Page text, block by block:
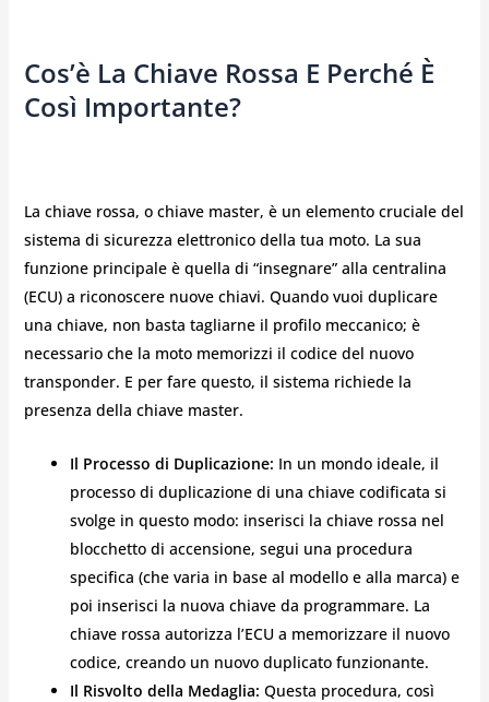
Cos’è La Chiave Rossa E Perché È
Così Importante?
La chiave rossa, o chiave master, è un elemento cruciale del
sistema di sicurezza elettronico della tua moto. La sua
funzione principale è quella di “insegnare” alla centralina
(ECU) a riconoscere nuove chiavi. Quando vuoi duplicare
una chiave, non basta tagliarne il profilo meccanico; è
necessario che la moto memorizzi il codice del nuovo
transponder. E per fare questo, il sistema richiede la
presenza della chiave master.
Il Processo di Duplicazione: In un mondo ideale, il
processo di duplicazione di una chiave codificata si
svolge in questo modo: inserisci la chiave rossa nel
blocchetto di accensione, segui una procedura
specifica (che varia in base al modello e alla marca) e
poi inserisci la nuova chiave da programmare. La
chiave rossa autorizza l’ECU a memorizzare il nuovo
codice, creando un nuovo duplicato funzionante.
Il Risvolto della Medaglia: Questa procedura, così